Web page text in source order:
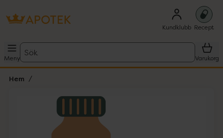
Kundklubb Recept
Meny
Sök
Varukorg
Hem
Lista: . Innehåller 1 objekt.